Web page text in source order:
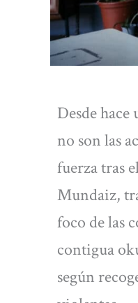
Desde
no son las
fuerza tras
Mundaiz,
foco de las
contigua
según